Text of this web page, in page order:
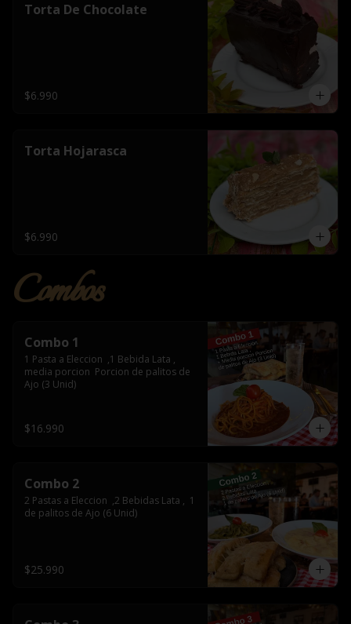
Torta De Chocolate
$6.990
Torta Hojarasca
$6.990
Combos
Combo 1
1 Pasta a Eleccion  ,1 Bebida Lata ,
media porcion  Porcion de palitos de
Ajo (3 Unid)
$16.990
Combo 2
2 Pastas a Eleccion  ,2 Bebidas Lata ,  1
de palitos de Ajo (6 Unid)
$25.990